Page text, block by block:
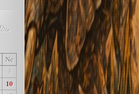
Ne
3
10